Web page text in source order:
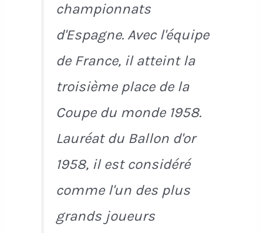
championnats
d'Espagne. Avec l'équipe
de France, il atteint la
troisième place de la
Coupe du monde 1958.
Lauréat du Ballon d'or
1958, il est considéré
comme l'un des plus
grands joueurs